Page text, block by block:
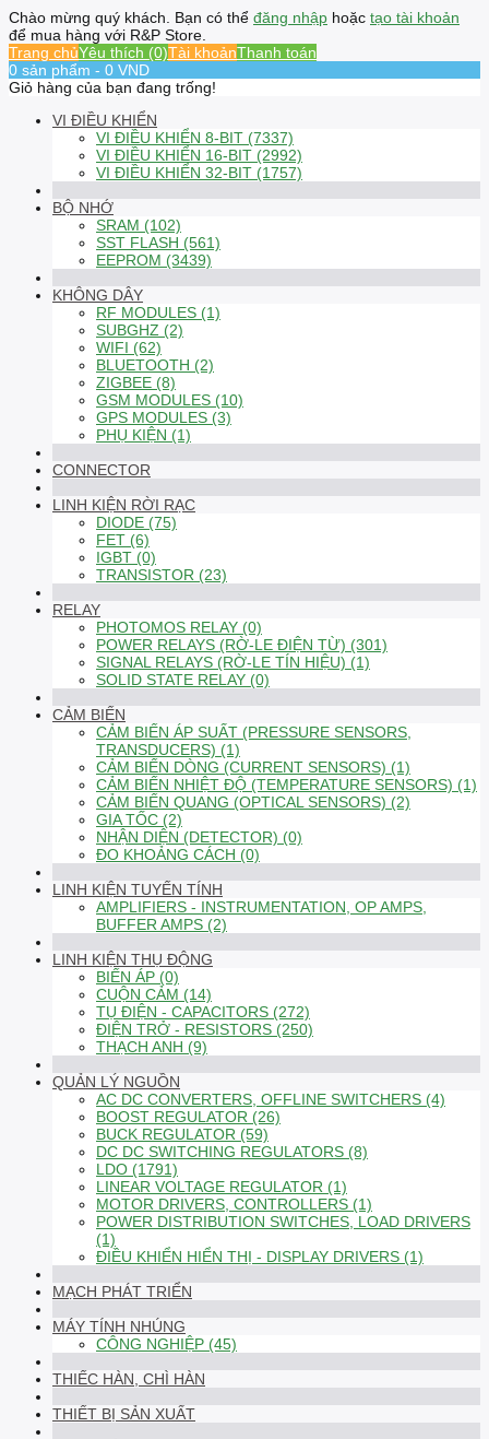
Chào mừng quý khách. Bạn có thể đăng nhập hoặc tạo tài khoản
để mua hàng với R&P Store.
Trang chủYêu thích (0)Tài khoảnThanh toán
0 sản phẩm - 0 VND
Giỏ hàng của bạn đang trống!
VI ĐIỀU KHIỂN
VI ĐIỀU KHIỂN 8-BIT (7337)
VI ĐIỀU KHIỂN 16-BIT (2992)
VI ĐIỀU KHIỂN 32-BIT (1757)
BỘ NHỚ
SRAM (102)
SST FLASH (561)
EEPROM (3439)
KHÔNG DÂY
RF MODULES (1)
SUBGHZ (2)
WIFI (62)
BLUETOOTH (2)
ZIGBEE (8)
GSM MODULES (10)
GPS MODULES (3)
PHỤ KIỆN (1)
CONNECTOR
LINH KIỆN RỜI RẠC
DIODE (75)
FET (6)
IGBT (0)
TRANSISTOR (23)
RELAY
PHOTOMOS RELAY (0)
POWER RELAYS (RỜ-LE ĐIỆN TỪ) (301)
SIGNAL RELAYS (RỜ-LE TÍN HIỆU) (1)
SOLID STATE RELAY (0)
CẢM BIẾN
CẢM BIẾN ÁP SUẤT (PRESSURE SENSORS,
TRANSDUCERS) (1)
CẢM BIẾN DÒNG (CURRENT SENSORS) (1)
CẢM BIẾN NHIỆT ĐỘ (TEMPERATURE SENSORS) (1)
CẢM BIẾN QUANG (OPTICAL SENSORS) (2)
GIA TỐC (2)
NHẬN DIỆN (DETECTOR) (0)
ĐO KHOẢNG CÁCH (0)
LINH KIỆN TUYẾN TÍNH
AMPLIFIERS - INSTRUMENTATION, OP AMPS,
BUFFER AMPS (2)
LINH KIỆN THỤ ĐỘNG
BIẾN ÁP (0)
CUỘN CẢM (14)
TỤ ĐIỆN - CAPACITORS (272)
ĐIỆN TRỞ - RESISTORS (250)
THẠCH ANH (9)
QUẢN LÝ NGUỒN
AC DC CONVERTERS, OFFLINE SWITCHERS (4)
BOOST REGULATOR (26)
BUCK REGULATOR (59)
DC DC SWITCHING REGULATORS (8)
LDO (1791)
LINEAR VOLTAGE REGULATOR (1)
MOTOR DRIVERS, CONTROLLERS (1)
POWER DISTRIBUTION SWITCHES, LOAD DRIVERS
(1)
ĐIỀU KHIỂN HIỂN THỊ - DISPLAY DRIVERS (1)
MẠCH PHÁT TRIỂN
MÁY TÍNH NHÚNG
CÔNG NGHIỆP (45)
THIẾC HÀN, CHÌ HÀN
THIẾT BỊ SẢN XUẤT